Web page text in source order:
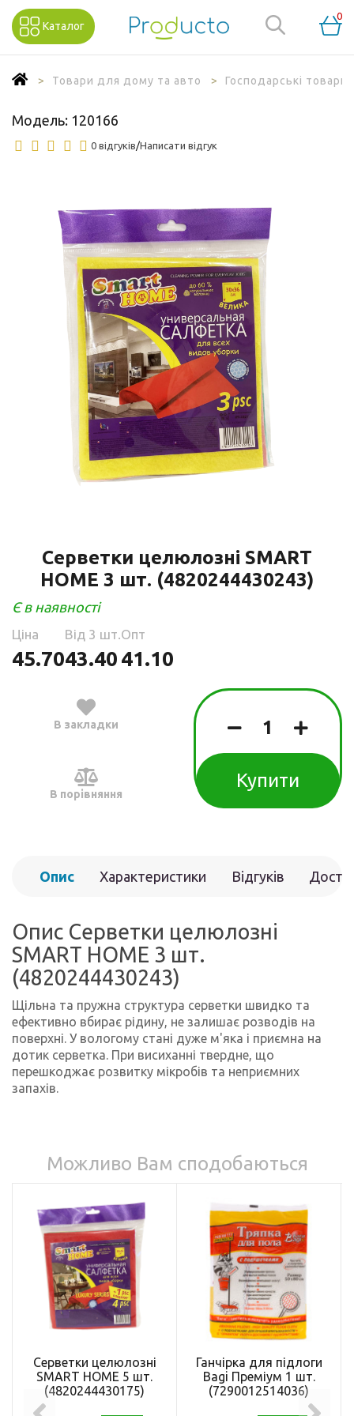
Каталог
0
Товари для дому та авто Господарські товари
Модель: 120166
0 відгуків/Написати відгук
Серветки целюлозні SMART
HOME 3 шт. (4820244430243)
Є в наявності
Ціна
45.70
Від 3 шт.
43.40
Опт
41.10
В закладки
В порівняння
Купити
Опис Характеристики Відгуків
Опис Серветки целюлозні
SMART HOME 3 шт.
(4820244430243)
Щільна та пружна структура серветки швидко та
ефективно вбирає рідину, не залишає розводів на
поверхні. У вологому стані дуже м'яка і приємна на
дотик серветка. При висиханні твердне, що
перешкоджає розвитку мікробів та неприємних
запахів.
Можливо Вам сподобаються
Серветки целюлозні
SMART HOME 5 шт.
(4820244430175)
Ганчірка для підлоги
Bagi Преміум 1 шт.
(7290012514036)